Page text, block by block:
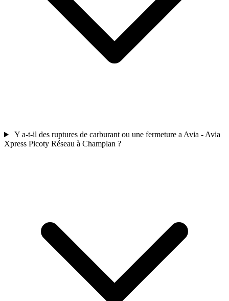
Y a-t-il des ruptures de carburant ou une fermeture a Avia - Avia
Xpress Picoty Réseau à Champlan ?